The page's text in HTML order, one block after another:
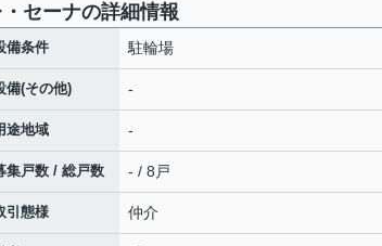
・セーナの詳細情報
備条件 駐輪場
備(その他) -
途地域 -
集戸数 / 総戸数 - / 8戸
引態様 仲介